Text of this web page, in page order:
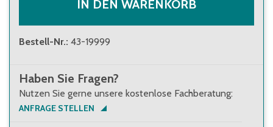
IN DEN WARENKORB
Bestell-Nr.: 43-19999
Haben Sie Fragen?
Nutzen Sie gerne unsere kostenlose Fachberatung:
ANFRAGE STELLEN